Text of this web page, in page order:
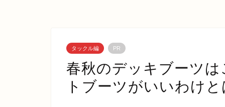
タックル編 PR
春秋のデッキブーツ
トブーツがいいわけ